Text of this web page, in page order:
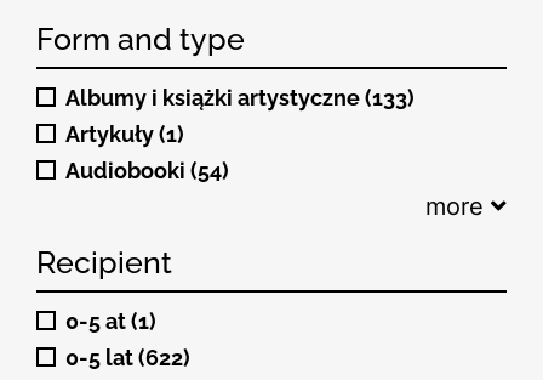
Form and type
Albumy i książki artystyczne (133)
Artykuły (1)
Audiobooki (54)
more
Recipient
0-5 at (1)
0-5 lat (622)